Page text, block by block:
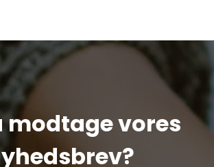
modtage vores